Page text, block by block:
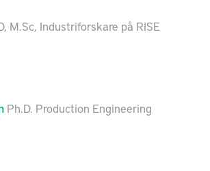
M.Sc, Industriforskare på RISE
Ph.D. Production Engineering